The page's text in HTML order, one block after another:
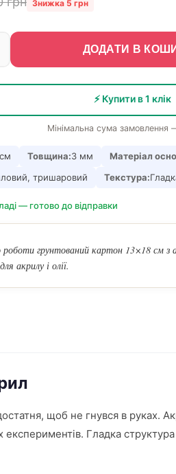
Знижка 5 грн
ДОДАТИ В
⚡ Купити в 1 клік
Мінімальна сума замовлення
Товщина:3 мм Матеріал
тришаровий Текстура:
— готово до відправки
грунтований картон 13×18 см з
акрилу і олії.
щоб не гнувся в руках.
експериментів. Гладка